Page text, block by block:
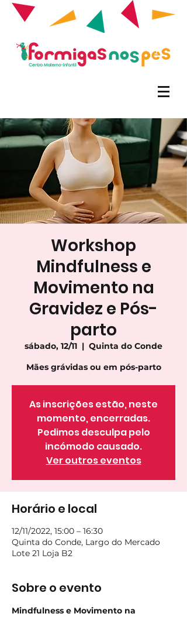
Workshop
Mindfulness e
Movimento na
Gravidez e Pós-
parto
sábado, 12/11
  |
Quinta do Conde
Mães grávidas ou em pós-parto
As inscrições estão, neste
momento, encerradas.
Pedimos desculpa pelo
incómodo causado.
Ver outros eventos
Horário e local
12/11/2022, 15:00 – 16:30
Quinta do Conde, Largo do Mercado
Lote 21 Loja B2
Sobre o evento
Mindfulness e Movimento na